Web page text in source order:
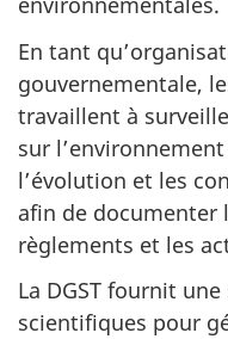
En tant
gouvernementale,
travaillent à
sur
l’évolution et les
afin de documenter
règlements et les
La DGST fournit
scientifiques pour